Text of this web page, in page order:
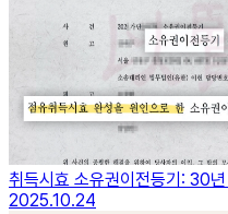
취득시효 소유권이전등기: 30
2025.10.24